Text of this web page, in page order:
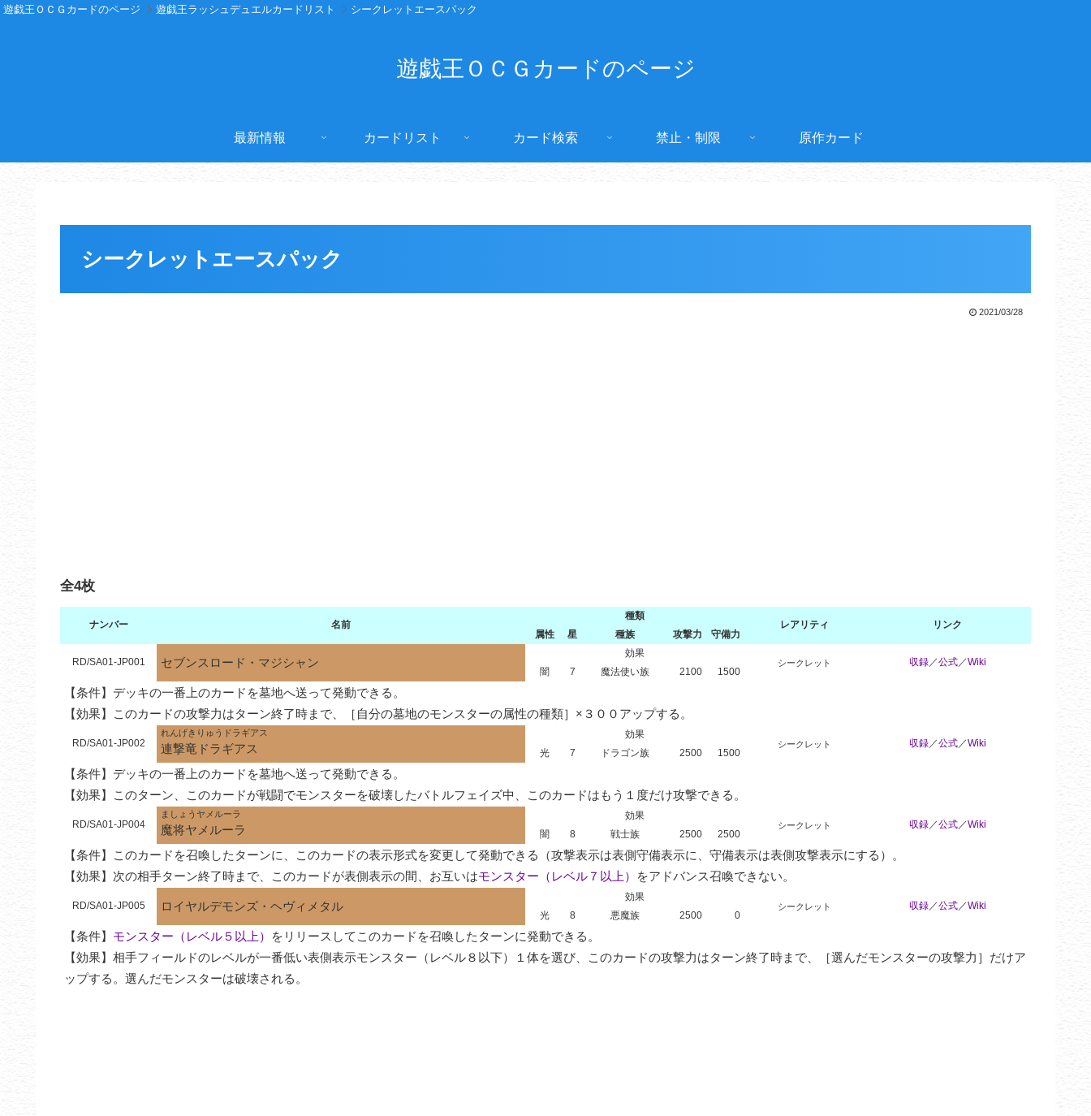
遊戯王ＯＣＧカードのページ 遊戯王ラッシュデュエルカードリスト シークレットエースパック
遊戯王ＯＣＧカードのページ
最新情報 カードリスト カード検索 禁止・制限 原作カード
シークレットエースパック
2021/03/28
全4枚
ナンバー 名前
種類
レアリティ
リンク
属性
星 種族 攻撃力 守備力
RD/SA01-JP001 セブンスロード・マジシャン
効果
シークレット 収録／公式／Wiki
闇
7 魔法使い族 2100 1500
【条件】デッキの一番上のカードを墓地へ送って発動できる。
【効果】このカードの攻撃力はターン終了時まで、［自分の墓地のモンスターの属性の種類］×３００アップする。
RD/SA01-JP002
れんげきりゅうドラギアス
連撃竜ドラギアス
効果
シークレット 収録／公式／Wiki
光
7 ドラゴン族 2500 1500
【条件】デッキの一番上のカードを墓地へ送って発動できる。
【効果】このターン、このカードが戦闘でモンスターを破壊したバトルフェイズ中、このカードはもう１度だけ攻撃できる。
RD/SA01-JP004
ましょうヤメルーラ
魔将ヤメルーラ
効果
シークレット 収録／公式／Wiki
闇
8 戦士族 2500 2500
【条件】このカードを召喚したターンに、このカードの表示形式を変更して発動できる（攻撃表示は表側守備表示に、守備表示は表側攻撃表示にする）。
【効果】次の相手ターン終了時まで、このカードが表側表示の間、お互いはモンスター（レベル７以上） をアドバンス召喚できない。
RD/SA01-JP005 ロイヤルデモンズ・ヘヴィメタル
効果
シークレット 収録／公式／Wiki
光
8 悪魔族 2500 0
【条件】 モンスター（レベル５以上）
をリリースしてこのカードを召喚したターンに発動できる。
【効果】相手フィールドのレベルが一番低い表側表示モンスター（レベル８以下）１体を選び、このカードの攻撃力はターン終了時まで、［選んだモンスターの攻撃力］だけア
ップする。選んだモンスターは破壊される。